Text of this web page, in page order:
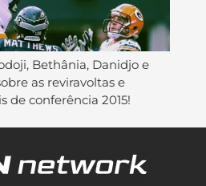
Bethânia, Danidjo e
as reviravoltas e
de conferência 2015!